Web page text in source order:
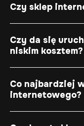
Czy sklep
Czy da się
niskim kosztem?
Co najbardziej
internetowego?